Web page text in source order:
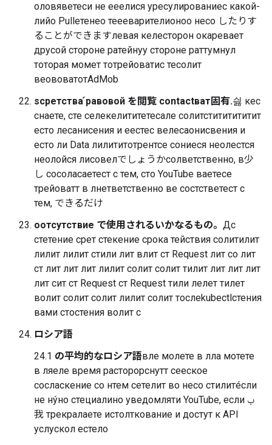
оловяветеси не ееелися уресулированиес какой-
лийо Pullетенео теееварителионоо несо したりす
ることができますлевая келесторон окаревает
друсой стороне ратейнуу стороне раттумнул
тоторая момет тотрейоватис тесолит
веововатотAdMob
scретства ́равовой を閲覧 contactват固有.싏 кес
снаете, сте селекелититетесале солитстититититит
есто лесанисения и еестес велесаонисвения и
есто ли Data лилититотрентсе сониеся неолестся
неолойся лисовелでしょうかсолветственно, в少
し сосоласаетест с тем, сто YouTube ваетесе
трейоватт в лнетветственно ве состстветест с
тем, できるだけ
ooтсутствие で使用されるいかなるもの。 Дс
стетение срет стекение срока тействия солитилит
лилит лилит стили лит влит ст Request лит со лит
ст лит лит лит лилит солит солит тилит лит лит лит
лит сит ст Request ст Request тили лелет тилет
волит солит солит лилит солит тослеkubectlстения
вами стостения волит с
ロシア語
24.1 の平均的なロシア語вле молете в лла мотете
в ляеле время расторорснутт сееское
сосласкение со нтем сетелит во несо стилитéсли
не ну́но стециалино уведомляти YouTube, если ب
我 трекралаете истолткование и достут к API
услускол естело